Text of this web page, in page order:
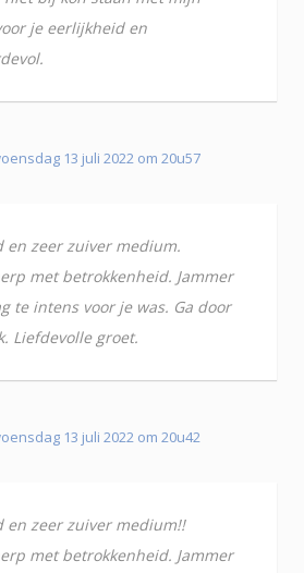
je eerlijkheid en
13 juli 2022 om 20u57
en zeer zuiver medium.
met betrokkenheid. Jammer
te intens voor je was. Ga door
Liefdevolle groet.
13 juli 2022 om 20u42
en zeer zuiver medium!!
met betrokkenheid. Jammer